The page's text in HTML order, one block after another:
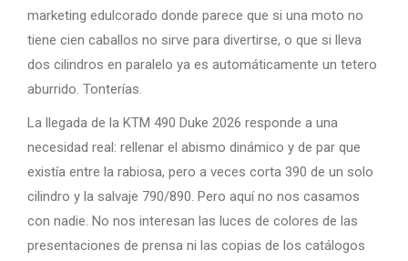
marketing edulcorado donde parece que si una moto no
tiene cien caballos no sirve para divertirse, o que si lleva
dos cilindros en paralelo ya es automáticamente un tetero
aburrido. Tonterías.
La llegada de la KTM 490 Duke 2026 responde a una
necesidad real: rellenar el abismo dinámico y de par que
existía entre la rabiosa, pero a veces corta 390 de un solo
cilindro y la salvaje 790/890. Pero aquí no nos casamos
con nadie. No nos interesan las luces de colores de las
presentaciones de prensa ni las copias de los catálogos